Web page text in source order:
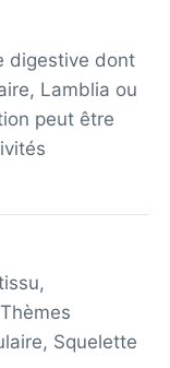
digestive dont
Lamblia ou
peut être
Squelette